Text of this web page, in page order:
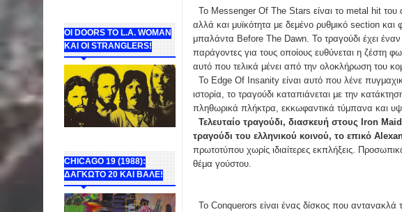
ΟΙ DOORS ΤΟ L.A. WOMAN
KAI OI STRANGLERS!
CHICAGO 19 (1988):
ΔΑΓΚΩΤΟ 20 ΚΑΙ ΒΑΛΕ!
Το Messenger Of The Stars είναι το metal hit
αλλά και μυϊκότητα με δεμένο ρυθμικό section
μπαλάντα Before The Dawn. Το τραγούδι έχει έναν
παράγοντες για τους οποίους ευθύνεται η ζέστη
αυτό που τελικά μένει από την ολοκλήρωση του
Το Edge Of Insanity είναι αυτό που λένε
ιστορία, το τραγούδι καταπιάνεται με την
πληθωρικά πλήκτρα, εκκωφαντικά τύμπανα και
Τελευταίο τραγούδι, διασκευή στους Iron
τραγούδι του ελληνικού κοινού, το επικό
πρωτοτύπου χωρίς ιδιαίτερες εκπλήξεις.
θέμα γούστου.
Το Conquerors είναι ένας δίσκος που αντανακλά